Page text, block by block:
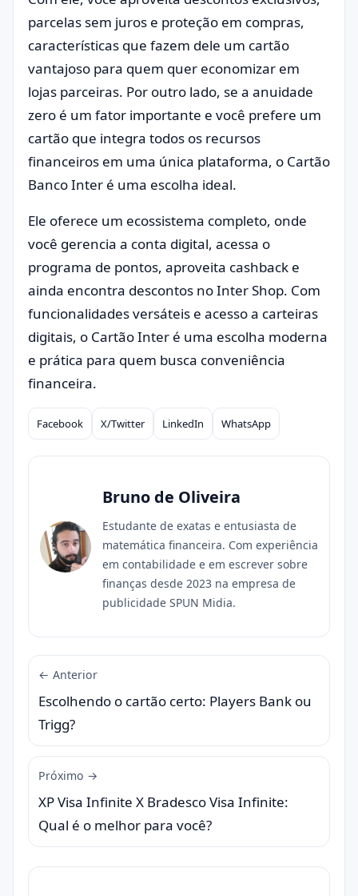
parcelas sem juros e proteção em compras,
características que fazem dele um cartão
vantajoso para quem quer economizar em
lojas parceiras. Por outro lado, se a anuidade
zero é um fator importante e você prefere um
cartão que integra todos os recursos
financeiros em uma única plataforma, o Cartão
Banco Inter é uma escolha ideal.
Ele oferece um ecossistema completo, onde
você gerencia a conta digital, acessa o
programa de pontos, aproveita cashback e
ainda encontra descontos no Inter Shop. Com
funcionalidades versáteis e acesso a carteiras
digitais, o Cartão Inter é uma escolha moderna
e prática para quem busca conveniência
financeira.
Compartilhar
Facebook X/Twitter LinkedIn WhatsApp
Bruno de Oliveira
Estudante de exatas e entusiasta de
matemática financeira. Com experiência
em contabilidade e em escrever sobre
finanças desde 2023 na empresa de
publicidade SPUN Midia.
← Anterior
Escolhendo o cartão certo: Players Bank ou
Trigg?
Próximo →
XP Visa Infinite X Bradesco Visa Infinite:
Qual é o melhor para você?